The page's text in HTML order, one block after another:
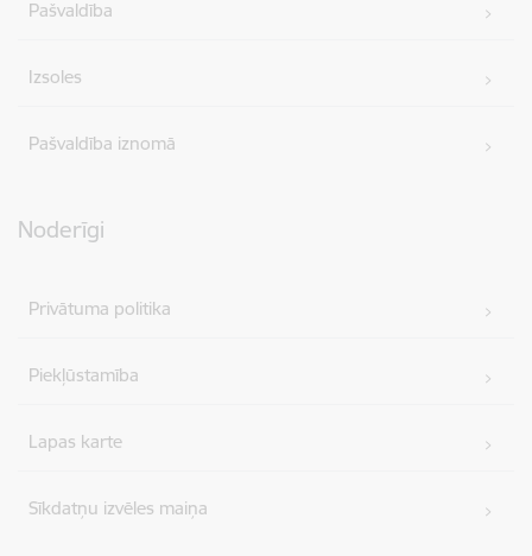
Pašvaldība
Izsoles
Pašvaldība iznomā
Noderīgi
Privātuma politika
Piekļūstamība
Lapas karte
Sīkdatņu izvēles maiņa